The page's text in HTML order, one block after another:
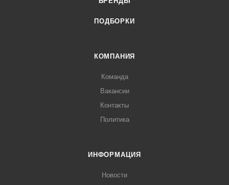
ПОДБОРКИ
КОМПАНИЯ
Команда
Вакансии
Контакты
Политика
ИНФОРМАЦИЯ
Новости